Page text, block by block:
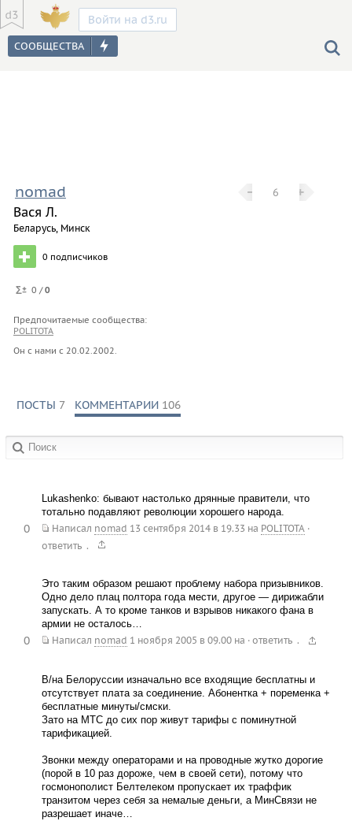
Войти на d3.ru
− 6 +
nomad
Вася Л.
Беларусь, Минск
0 подписчиков
0 /0
Предпочитаемые сообщества:
POLITOTA
Он с нами с 20.02.2002.
ПОСТЫ 7 КОММЕНТАРИИ 106
Lukashenko: бывают настолько дрянные правители, что
тотально подавляют революции хорошего народа.
Написал nomad 13 сентября 2014 в 19.33 на POLITOTA ·
ответить .
0
Это таким образом решают проблему набора призывников.
Одно дело плац полтора года мести, другое — дирижабли
запускать. А то кроме танков и взрывов никакого фана в
армии не осталось…
Написал nomad 1 ноября 2005 в 09.00на · ответить .
0
В/на Белоруссии изначально все входящие бесплатны и
отсутствует плата за соединение. Абонентка + поременка +
бесплатные минуты/смски.
Зато на МТС до сих пор живут тарифы с поминутной
тарификацией.
Звонки между операторами и на проводные жутко дорогие
(порой в 10 раз дороже, чем в своей сети), потому что
госмонополист Белтелеком пропускает их траффик
транзитом через себя за немалые деньги, а МинСвязи не
разрешает иначе…